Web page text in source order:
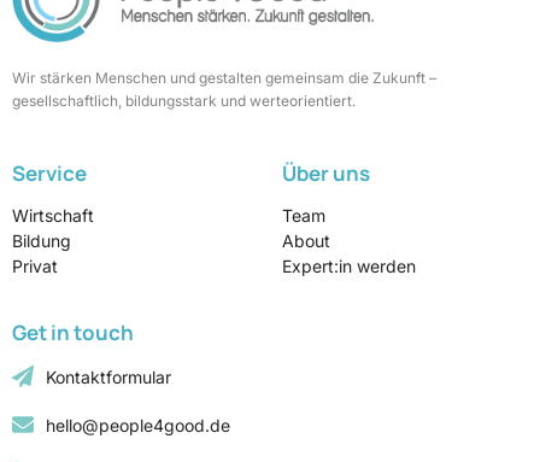
Wir stärken Menschen und gestalten gemeinsam die Zukunft –
gesellschaftlich, bildungsstark und werteorientiert.
Service
Wirtschaft
Bildung
Privat
Über uns
Team
About
Expert:in werden
Get in touch
Kontaktformular
hello@people4good.de